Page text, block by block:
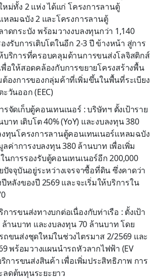
หม่ทั้ง 2 แห่ง ได้แก่ โครงการลานตู้
หลมฉบัง 2 และโครงการลานตู้
าดกระบัง พร้อมวางงบลงทุนกว่า 1,140
งรับการเติบโตในอีก 2-3 ปี ข้างหน้า สู่การ
บริการที่ครอบคลุมด้านการขนส่งโลจิสติกส์
อให้สอดคล้องกับการขยายโครงสร้างพื้น
องการของกลุ่มค้าที่เพิ่มขึ้นในพื้นที่ระเบียง
วันออก (EEC)
จัดเก็บตู้คอนเทนเนอร์ : บริษัทฯ ตั้งเป้าราย
าท เติบโต 40% (YoY) และงบลงทุน 380
ทุนโครงการลานตู้คอนเทนเนอร์แหลมฉบัง
ลค่าการงบลงทุน 380 ล้านบาท เพื่อเพิ่ม
นการรองรับตู้คอนเทนเนอร์อีก 200,000
ปัจจุบันอยู่ระหว่างเจรจาซื้อที่ดิน ซึ่งคาดว่า
หลังของปี 2569 และจะเริ่มให้บริการใน
ารขนส่งทางบกต่อเนื่องกับท่าเรือ : ตั้งเป้า
ล้านบาท และงบลงทุน 70 ล้านบาท โดย
ถขนส่งชุดใหม่ในช่วงไตรมาส 2/2569 และ
พร้อมวางแผนนำรถหัวลากไฟฟ้า (EV
การขนส่งสินค้า เพื่อเพิ่มประสิทธิภาพ การ
ลดต้นทุนระยะยาว